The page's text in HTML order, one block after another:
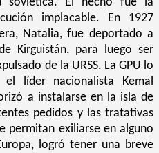
implacable. En 1927
Natalia, fue deportado a
Kirguistán, para luego ser
de la URSS. La GPU lo
líder nacionalista Kemal
a instalarse en la isla de
pedidos y las tratativas
permitan exiliarse en alguno
logró tener una breve